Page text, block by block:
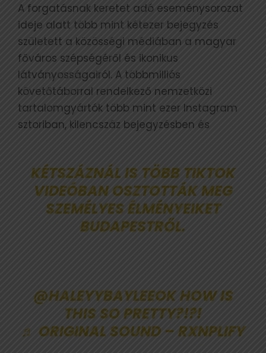
A forgatásnak keretet adó eseménysorozat
ideje alatt több mint kétezer bejegyzés
született a közösségi médiában a magyar
főváros szépségéről és ikonikus
látványosságairól. A többmilliós
követőtáborral rendelkező nemzetközi
tartalomgyártók több mint ezer Instagram
sztoriban, kilencszáz bejegyzésben és
KÉTSZÁZNÁL IS TÖBB TIKTOK
VIDEÓBAN OSZTOTTÁK MEG
SZEMÉLYES ÉLMÉNYEIKET
BUDAPESTRŐL.
@HALEYYBAYLEEOK HOW IS
THIS SO PRETTY?!?!
♬ ORIGINAL SOUND – RXNPLIFY